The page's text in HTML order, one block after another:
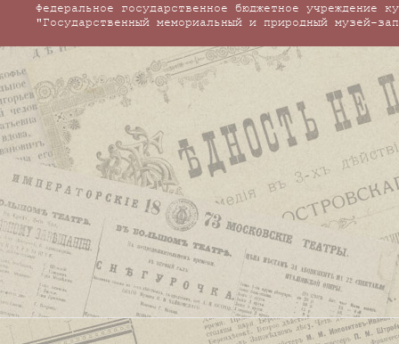
Федеральное государственное бюджетное учреждение
"Государственный мемориальный и природный музей-